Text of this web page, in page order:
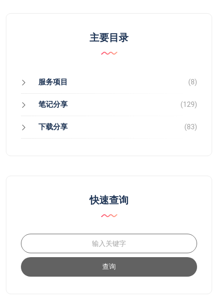
主要目录
服务项目 (8)
笔记分享 (129)
下载分享 (83)
快速查询
查询